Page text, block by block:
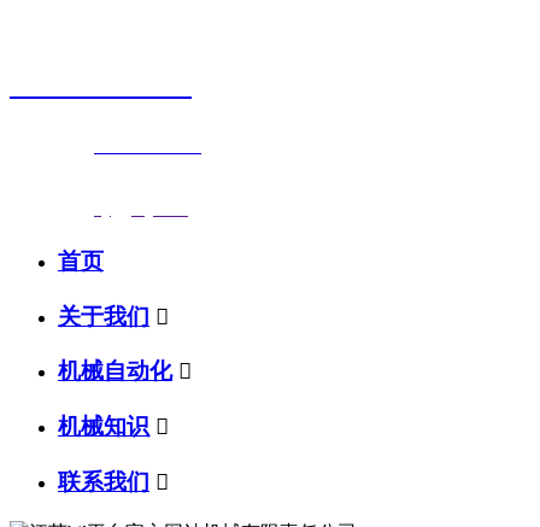
首页
关于我们 
机械自动化 
机械知识 
联系我们 